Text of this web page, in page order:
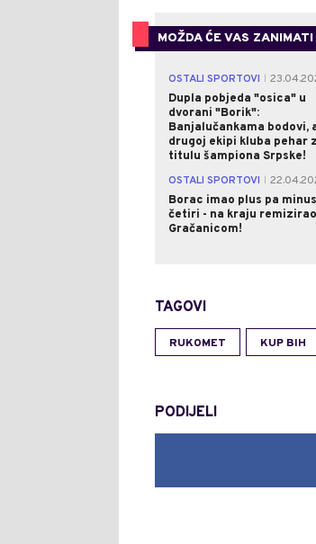
MOŽDA ĆE VAS ZANIMATI
OSTALI SPORTOVI
Dupla pobjeda "osica" u
dvorani "Borik":
Banjalučankama bodovi,
drugoj ekipi kluba pehar
titulu šampiona Srpske!
OSTALI SPORTOVI
Borac imao plus pa minus
četiri - na kraju
Gračanicom!
TAGOVI
RUKOMET KUP BIH
PODIJELI